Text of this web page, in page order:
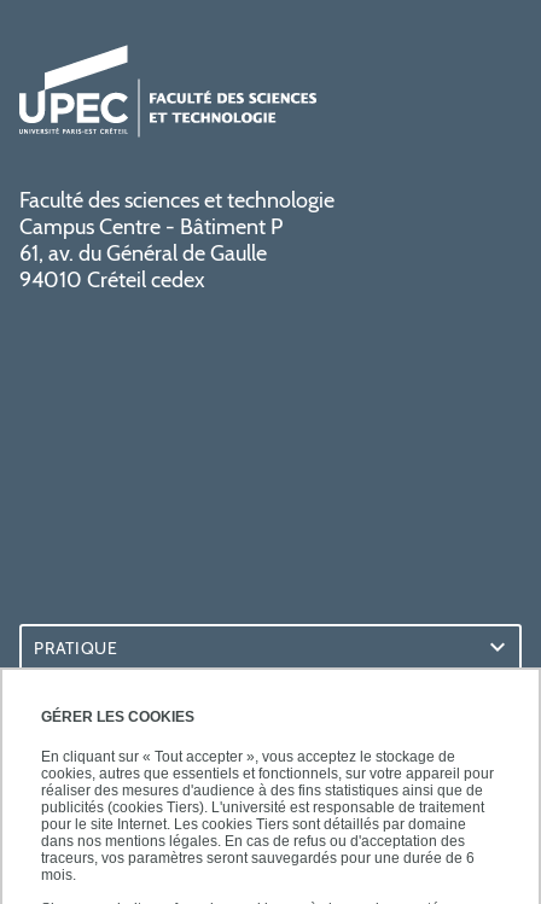
GÉRER LES COOKIES
En cliquant sur « Tout accepter », vous acceptez le stockage de
cookies, autres que essentiels et fonctionnels, sur votre appareil pour
réaliser des mesures d'audience à des fins statistiques ainsi que de
publicités (cookies Tiers). L'université est responsable de traitement
pour le site Internet. Les cookies Tiers sont détaillés par domaine
dans nos mentions légales. En cas de refus ou d'acceptation des
traceurs, vos paramètres seront sauvegardés pour une durée de 6
mois.
Faculté des sciences et technologie
Campus Centre - Bâtiment P
61, av. du Général de Gaulle
94010 Créteil cedex
PRATIQUE
ACCÈS RAPIDES
SUIVEZ-NOUS